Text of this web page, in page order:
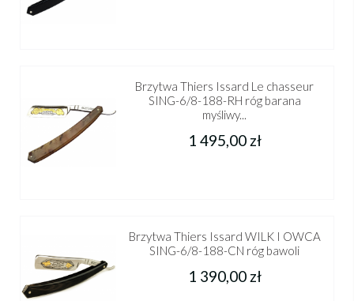
Brzytwa Thiers Issard Le chasseur
SING-6/8-188-RH róg barana
myśliwy...
1 495,00 zł
Brzytwa Thiers Issard WILK I OWCA
SING-6/8-188-CN róg bawoli
1 390,00 zł